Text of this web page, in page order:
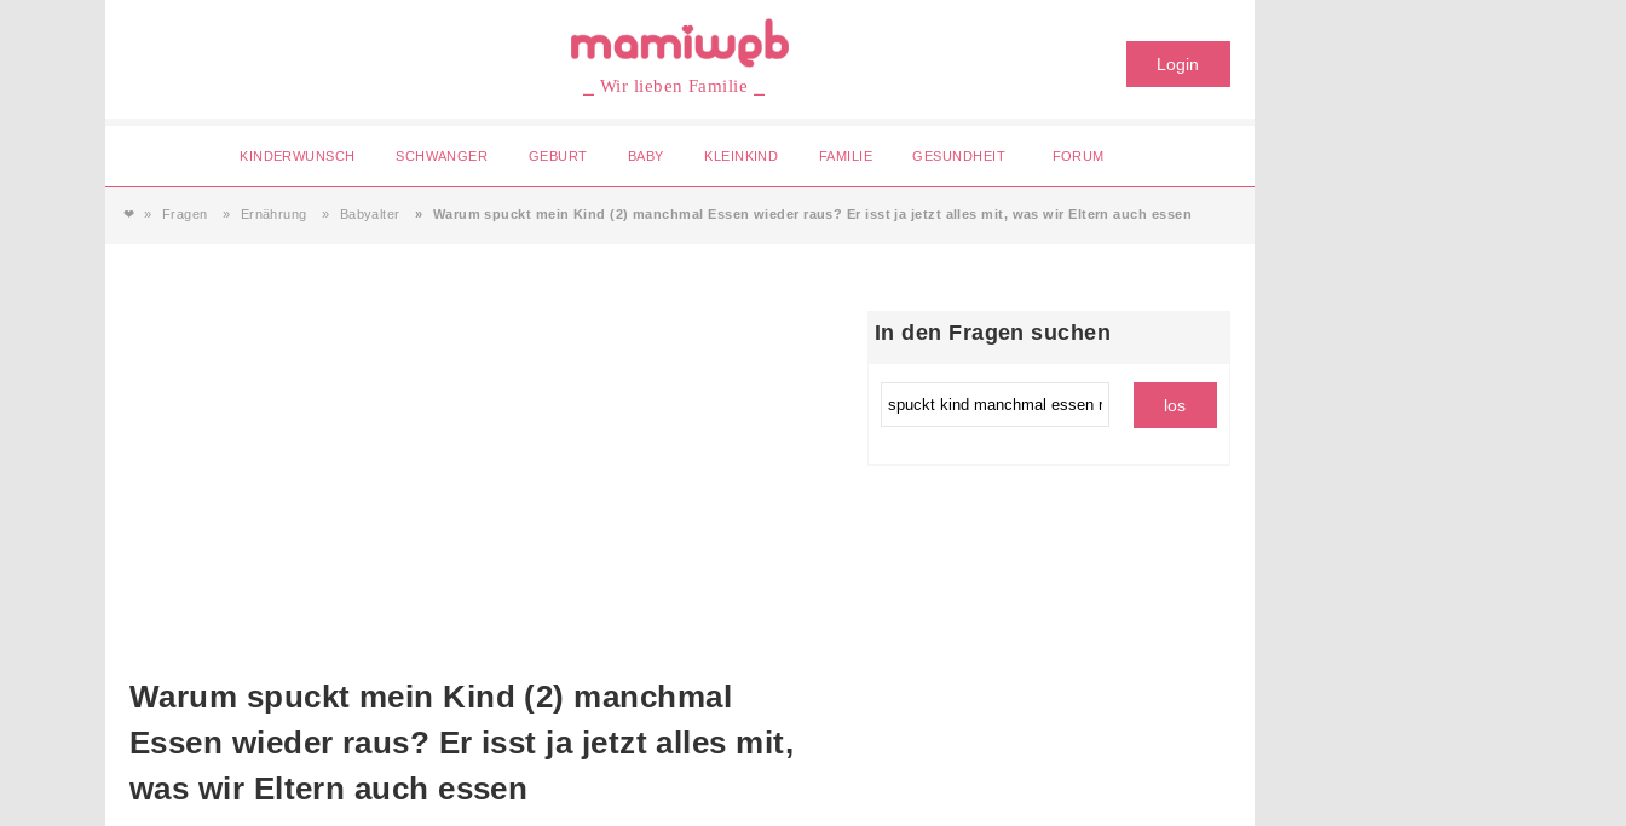
⎯ Wir lieben Familie ⎯
Login
KINDERWUNSCH SCHWANGER GEBURT BABY KLEINKIND FAMILIE GESUNDHEIT FORUM
❤ Fragen Ernährung Babyalter Warum spuckt mein Kind (2) manchmal Essen wieder raus? Er isst ja jetzt alles mit, was wir Eltern auch essen
Warum spuckt mein Kind (2) manchmal
Essen wieder raus? Er isst ja jetzt alles mit,
was wir Eltern auch essen
In den Fragen suchen